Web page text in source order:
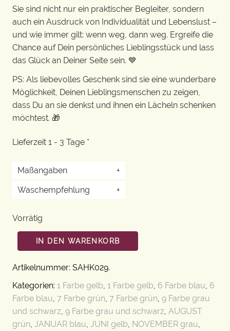
Sie sind nicht nur ein praktischer Begleiter, sondern
auch ein Ausdruck von Individualität und Lebenslust –
und wie immer gilt: wenn weg, dann weg. Ergreife die
Chance auf Dein persönliches Lieblingsstück und lass
das Glück an Deiner Seite sein. 💙
PS: Als liebevolles Geschenk sind sie eine wunderbare
Möglichkeit, Deinen Lieblingsmenschen zu zeigen,
dass Du an sie denkst und ihnen ein Lächeln schenken
möchtest. 🎁
Lieferzeit 1 - 3 Tage *
Maßangaben
+
Waschempfehlung
+
Vorrätig
IN DEN WARENKORB
Artikelnummer: SAHK029.
Kategorien: 1 Farbe gelb 1 Farbe gelb 6 Farbe blau 6
Farbe blau 7 Farbe grün 7 Farbe grün 9 Farbe grau
und schwarz 9 Farbe grau und schwarz AUGUST
grün JANUAR blau JUNI gelb NOVEMBER grau